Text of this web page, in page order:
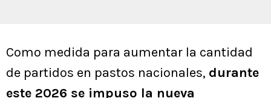
Como medida para aumentar la cantidad
de partidos en pastos nacionales, durante
este 2026 se impuso la nueva